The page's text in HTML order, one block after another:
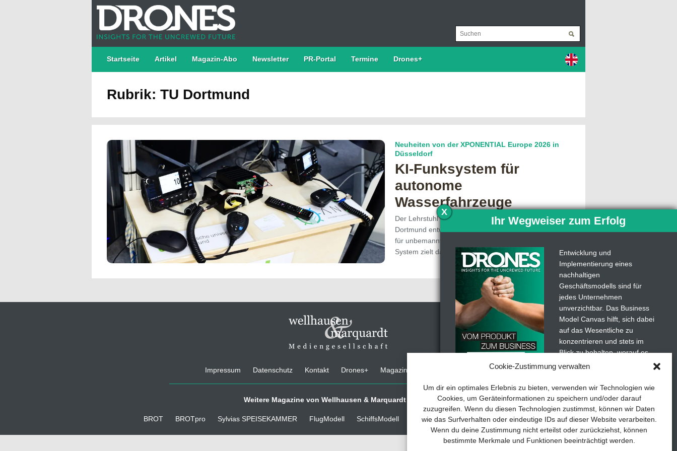
Cookie-Zustimmung verwalten
Um dir ein optimales Erlebnis zu bieten, verwenden wir Technologien wie
Cookies, um Geräteinformationen zu speichern und/oder darauf
zuzugreifen. Wenn du diesen Technologien zustimmst, können wir Daten
wie das Surfverhalten oder eindeutige IDs auf dieser Website verarbeiten.
Wenn du deine Zustimmung nicht erteilst oder zurückziehst, können
bestimmte Merkmale und Funktionen beeinträchtigt werden.
Startseite Artikel Magazin-Abo Newsletter PR-Portal Termine Drones+
Rubrik: TU Dortmund
Neuheiten von der XPONENTIAL Europe 2026 in
Düsseldorf
KI-Funksystem für
autonome
Wasserfahrzeuge
Der Lehrstuhl für praktische Informatik der TU
Dortmund entwickelt ein KI-gestütztes Funksystem
für unbemannte Wasserfahrzeuge (USVs). Dieses
System zielt darauf mehr…
Impressum Datenschutz Kontakt Drones+ Magazin-Abo
Weitere Magazine von Wellhausen & Marquardt Medien
BROT BROTpro Sylvias SPEISEKAMMER FlugModell SchiffsModell TRUCKS & Details TEDDYS kreativ
X
Ihr Wegweiser zum Erfolg
Entwicklung und
Implementierung eines
nachhaltigen
Geschäftsmodells sind für
jedes Unternehmen
unverzichtbar. Das Business
Model Canvas hilft, sich dabei
auf das Wesentliche zu
konzentrieren und stets im
Blick zu behalten, worauf es
wirklich ankommt.
Abonnieren Sie unseren
kostenlosen Newsletter und
laden Sie den umfassenden
Leitfaden für KMU herunter:
„Vom Produkt zum Business:
Der Weg zum Erfolg mit dem